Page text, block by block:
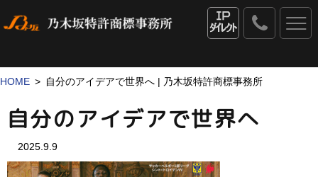
53-
1069
HOME 自分のアイデアで世界へ | 乃木坂特許商標事務所
自分のアイデアで世界へ
2025.9.9